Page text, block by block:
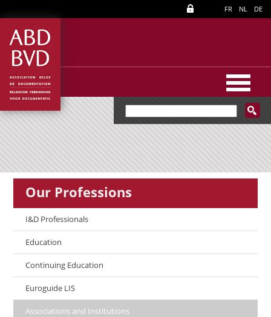
FR NL DE
Our Professions
I&D Professionals
Education
Continuing Education
Euroguide LIS
Associations and Institutions